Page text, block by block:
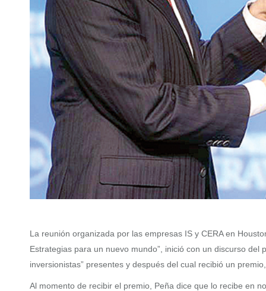
La reunión organizada por las empresas IS y CERA en
Estrategias para un nuevo mundo”, inició con un discurso
inversionistas” presentes y después del cual recibió un
Al momento de recibir el premio, Peña dice que lo recibe en